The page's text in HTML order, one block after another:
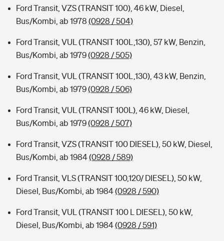
Ford Transit, VZS (TRANSIT 100), 46 kW, Diesel,
Bus/Kombi, ab 1978 (0928 / 504)
Ford Transit, VUL (TRANSIT 100L,130), 57 kW, Benzin,
Bus/Kombi, ab 1979(0928 / 505)
Ford Transit, VUL (TRANSIT 100L,130), 43 kW, Benzin,
Bus/Kombi, ab 1979(0928 / 506)
Ford Transit, VUL (TRANSIT 100L), 46 kW, Diesel,
Bus/Kombi, ab 1979(0928 / 507)
Ford Transit, VZS (TRANSIT 100 DIESEL), 50 kW, Diesel,
Bus/Kombi, ab 1984(0928 / 589)
Ford Transit, VLS (TRANSIT 100,120/ DIESEL), 50 kW,
Diesel, Bus/Kombi, ab 1984(0928 / 590)
Ford Transit, VUL (TRANSIT 100 L DIESEL), 50 kW,
Diesel, Bus/Kombi, ab 1984(0928 / 591)